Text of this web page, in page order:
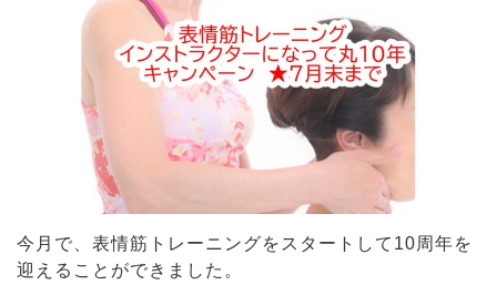
今月で、表情筋トレーニングをスタートして10周年を
迎えることができました。